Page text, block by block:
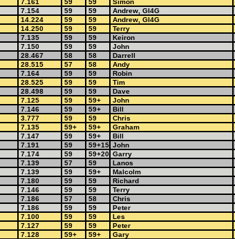
7.161 59 59 Simon
7.154 59 59 Andrew, GI4G
14.224 59 59 Andrew, GI4G
14.250 59 59 Terry
7.135 59 59 Keiron
7.150 59 59 John
28.467 58 58 Darrell
28.515 57 58 Andy
7.164 59 59 Robin
28.525 59 59 Tim
28.498 59 59 Dave
7.125 59 59+ John
7.146 59 59+ Bill
3.777 59 59 Chris
7.135 59+ 59+ Graham
7.147 59 59+ Bill
7.191 59 59+15 John
7.174 59 59+20 Garry
7.139 57 59 Lanos
7.139 59 59+ Malcolm
7.180 59 59 Richard
7.146 59 59 Terry
7.186 57 58 Chris
7.186 59 59 Peter
7.100 59 59 Les
7.127 59 59 Peter
7.128 59+ 59+ Gary